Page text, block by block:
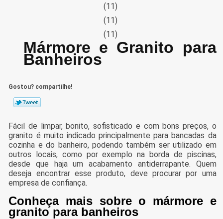
(11)
(11)
(11)
Mármore e Granito para
Banheiros
Gostou? compartilhe!
Fácil de limpar, bonito, sofisticado e com bons preços, o
granito é muito indicado principalmente para bancadas da
cozinha e do banheiro, podendo também ser utilizado em
outros locais, como por exemplo na borda de piscinas,
desde que haja um acabamento antiderrapante. Quem
deseja encontrar esse produto, deve procurar por uma
empresa de confiança.
Conheça mais sobre o mármore e
granito para banheiros